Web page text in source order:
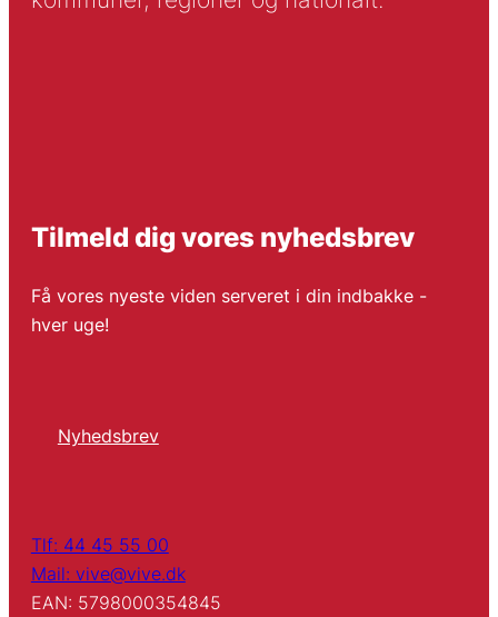
Tilmeld dig vores nyhedsbrev
Få vores nyeste viden serveret i din indbakke -
hver uge!
Nyhedsbrev
Tlf: 44 45 55 00
Mail: vive@vive.dk
EAN: 5798000354845